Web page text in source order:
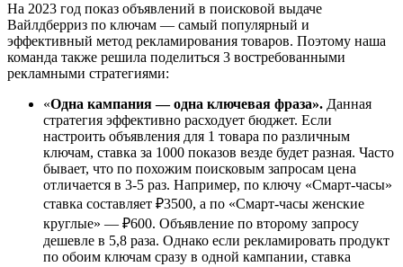
На 2023 год показ объявлений в поисковой выдаче
Вайлдберриз по ключам — самый популярный и
эффективный метод рекламирования товаров. Поэтому наша
команда также решила поделиться 3 востребованными
рекламными стратегиями:
«Одна кампания — одна ключевая фраза». Данная
стратегия эффективно расходует бюджет. Если
настроить объявления для 1 товара по различным
ключам, ставка за 1000 показов везде будет разная. Часто
бывает, что по похожим поисковым запросам цена
отличается в 3-5 раз. Например, по ключу «Смарт-часы»
ставка составляет ₽3500, а по «Смарт-часы женские
круглые» — ₽600. Объявление по второму запросу
дешевле в 5,8 раза. Однако если рекламировать продукт
по обоим ключам сразу в одной кампании, ставка